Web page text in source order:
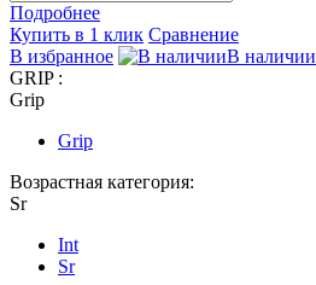
Подробнее
Купить в 1 клик Сравнение
В избранное
В наличии
GRIP :
Grip
Grip
Возрастная категория:
Sr
Int
Sr